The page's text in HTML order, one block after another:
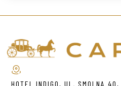
HOTEL INDIGO, UL. SMOLNA